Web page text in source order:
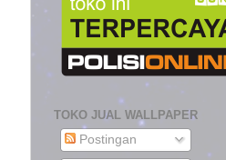
TOKO JUAL WALLPAPER
Postingan